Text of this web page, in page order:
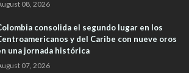
08, 2026
consolida el segundo lugar en los
y del Caribe con nueve oros
una jornada histórica
07, 2026